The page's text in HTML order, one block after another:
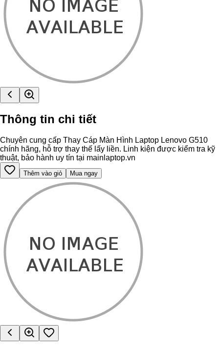
Thông tin chi tiết
Chuyên cung cấp Thay Cáp Màn Hình Laptop Lenovo G510
chính hãng, hỗ trợ thay thế lấy liền. Linh kiện được kiểm tra kỹ
thuật, bảo hành uy tín tại mainlaptop.vn
Thêm vào giỏ Mua ngay